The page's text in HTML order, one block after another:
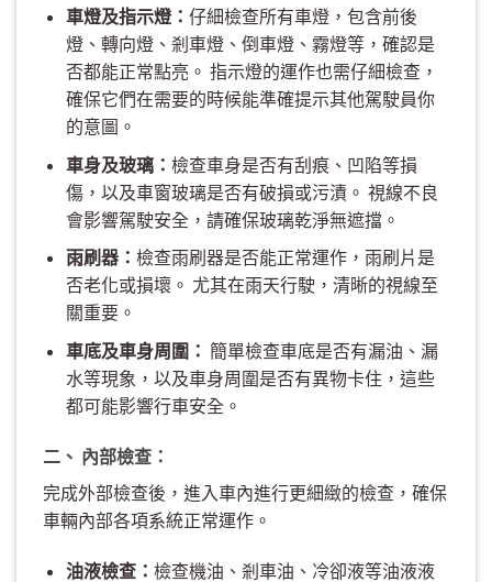
車燈及指示燈： 仔細檢查所有車燈，包含前後
燈、轉向燈、剎車燈、倒車燈、霧燈等，確認是
否都能正常點亮。 指示燈的運作也需仔細檢查，
確保它們在需要的時候能準確提示其他駕駛員你
的意圖。
車身及玻璃： 檢查車身是否有刮痕、凹陷等損
傷，以及車窗玻璃是否有破損或污漬。 視線不良
會影響駕駛安全，請確保玻璃乾淨無遮擋。
雨刷器： 檢查雨刷器是否能正常運作，雨刷片是
否老化或損壞。 尤其在雨天行駛，清晰的視線至
關重要。
車底及車身周圍： 簡單檢查車底是否有漏油、漏
水等現象，以及車身周圍是否有異物卡住，這些
都可能影響行車安全。
二、 內部檢查：
完成外部檢查後，進入車內進行更細緻的檢查，確保
車輛內部各項系統正常運作。
油液檢查： 檢查機油、剎車油、冷卻液等油液液